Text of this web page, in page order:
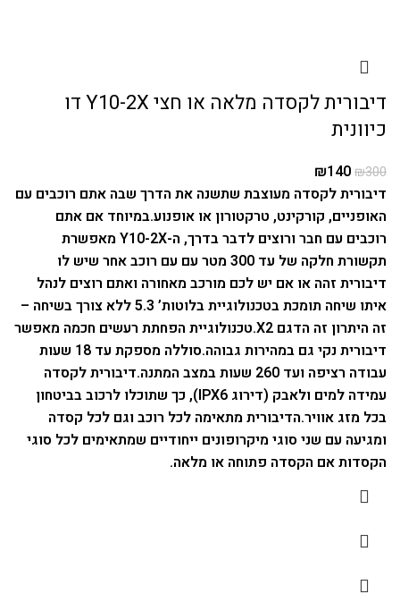
דיבורית לקסדה מלאה או חצי Y10-2X דו
כיוונית
₪300
₪140
דיבורית לקסדה מעוצבת שתשנה את הדרך שבה אתם רוכבים עם
האופניים, קורקינט, טרקטורון או אופנוע.במיוחד אם אתם
רוכבים עם חבר ורוצים לדבר בדרך, ה-Y10-2X מאפשרת
תקשורת חלקה של עד 300 מטר עם עם רוכב אחר שיש לו
דיבורית זהה או אם יש לכם מורכב מאחורה ואתם רוצים לנהל
איתו שיחה תומכת בטכנולוגיית בלוטות’ 5.3 ללא צורך בשיחה –
זה היתרון זה הדגם X2.
טכנולוגיית הפחתת רעשים חכמה מאפשר
דיבורית נקי גם במהירות גבוהה.
סוללה מספקת עד 18 שעות
עבודה רציפה ועד 260 שעות במצב המתנה.
דיבורית לקסדה
עמידה למים ולאבק (דירוג IPX6), כך שתוכלו לרכוב בביטחון
בכל מזג אוויר.הדיבורית מתאימה לכל רוכב וגם לכל קסדה
ומגיעה עם שני סוגי מיקרופונים ייחודיים שמתאימים לכל סוגי
הקסדות אם הקסדה פתוחה או מלאה.